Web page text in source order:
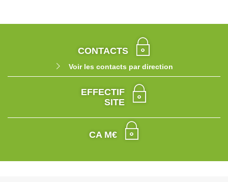
CONTACTS
Voir les contacts par direction
EFFECTIF
SITE
CA M€